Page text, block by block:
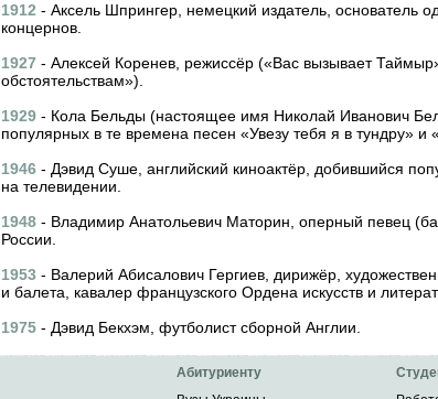
1912 - Аксель Шпрингер, немецкий издатель, основатель
концернов.
1927 - Алексей Коренев, режиссёр («Вас вызывает
обстоятельствам»).
1929 - Кола Бельды (настоящее имя Николай Иванович
популярных в те времена песен «Увезу тебя я в тундру» и
1946 - Дэвид Суше, английский киноактёр, добившийся
на телевидении.
1948 - Владимир Анатольевич Маторин, оперный певец
России.
1953 - Валерий Абисалович Гергиев, дирижёр,
и балета, кавалер французского Ордена искусств и
1975 - Дэвид Бекхэм, футболист сборной Англии.
Абитуриенту